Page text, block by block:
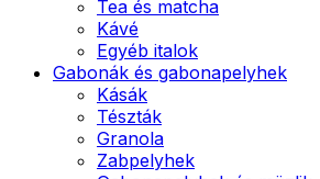
Tea és matcha
Kávé
Egyéb italok
Gabonák és gabonapelyhek
Kásák
Tészták
Granola
Zabpelyhek